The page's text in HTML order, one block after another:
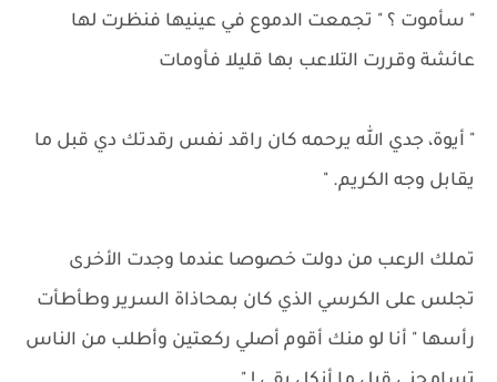
" سأموت ؟ " تجمعت الدموع في عينيها فنظرت لها
عائشة وقررت التلاعب بها قليلا فأومات
" أيوة، جدي الله يرحمه كان راقد نفس رقدتك دي قبل ما
يقابل وجه الكريم. "
تملك الرعب من دولت خصوصا عندما وجدت الأخرى
تجلس على الكرسي الذي كان بمحاذاة السرير وطأطأت
رأسها " أنا لو منك أقوم أصلي ركعتين وأطلب من الناس